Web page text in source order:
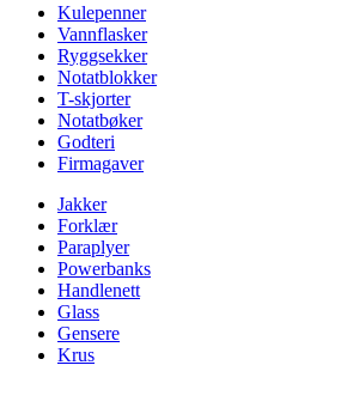
Kulepenner
Vannflasker
Ryggsekker
Notatblokker
T-skjorter
Notatbøker
Godteri
Firmagaver
Jakker
Forklær
Paraplyer
Powerbanks
Handlenett
Glass
Gensere
Krus